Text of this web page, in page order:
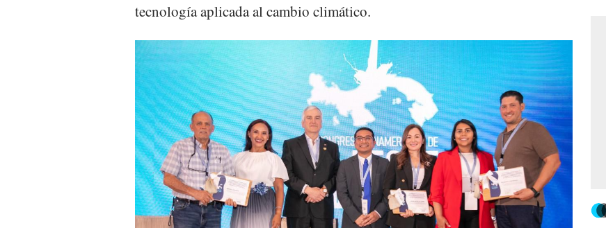
tecnología aplicada al cambio climático.